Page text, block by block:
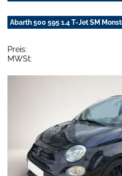
Abarth 500 595 1.4 T-Jet SM
Preis:
MWSt: